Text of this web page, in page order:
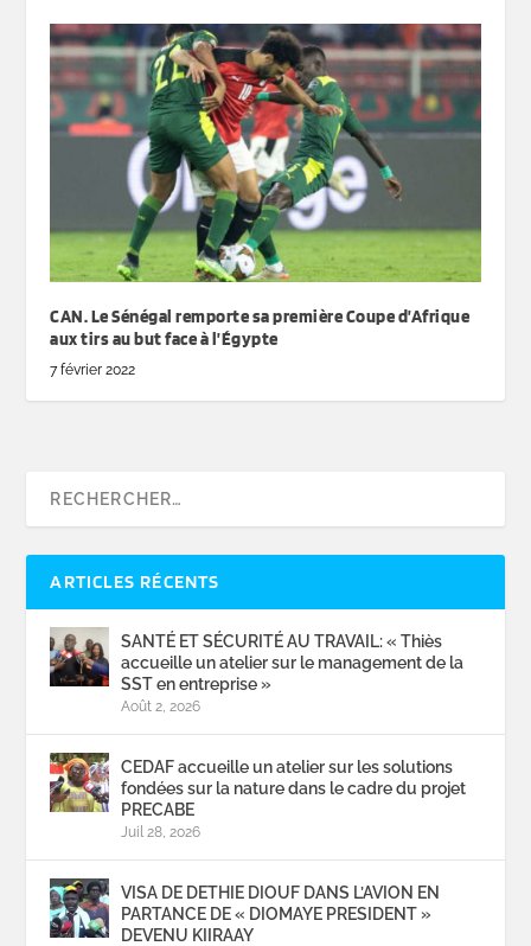
CAN. Le Sénégal remporte sa première Coupe d’Afrique
aux tirs au but face à l’Égypte
7 février 2022
ARTICLES RÉCENTS
SANTÉ ET SÉCURITÉ AU TRAVAIL: « Thiès
accueille un atelier sur le management de la
SST en entreprise »
Août 2, 2026
CEDAF accueille un atelier sur les solutions
fondées sur la nature dans le cadre du projet
PRECABE
Juil 28, 2026
VISA DE DETHIE DIOUF DANS L’AVION EN
PARTANCE DE « DIOMAYE PRESIDENT »
DEVENU KIIRAAY